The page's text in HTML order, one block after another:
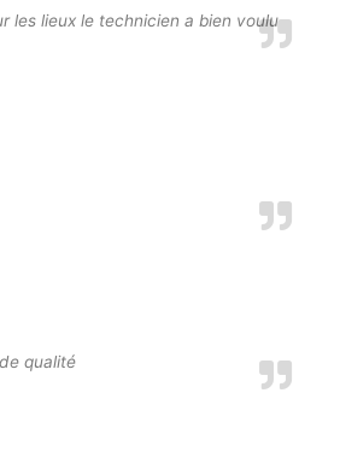
les lieux le technicien a bien voulu
qualité